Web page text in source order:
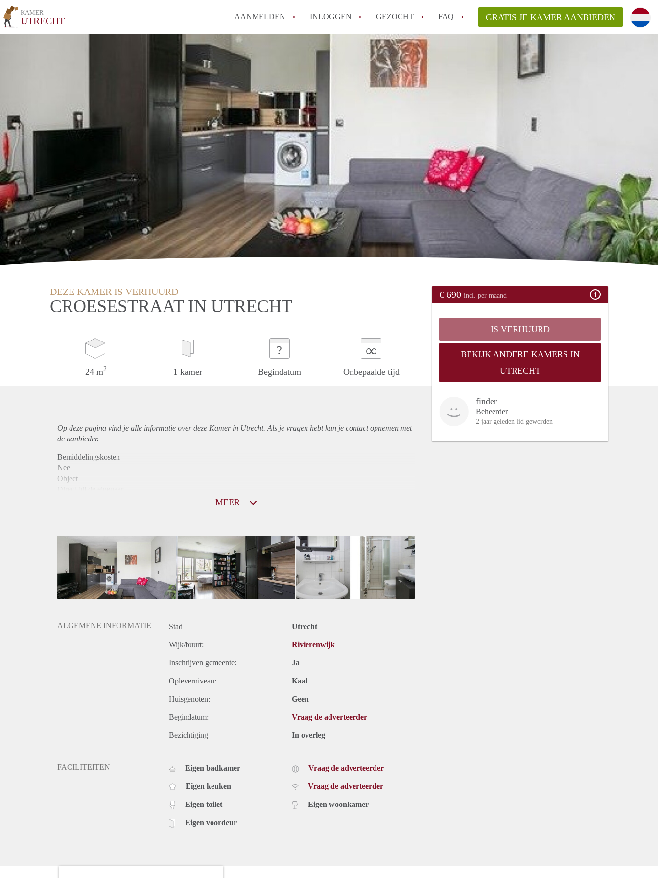
KAMER
UTRECHT AANMELDEN INLOGGEN GEZOCHT FAQ
Hoe vind ik snel een kamer in Utrecht?
Hoe moeilijk is het om een kamer te vinden in Utrecht?
Tips: om in Utrecht een kamer te vinden!
GRATIS JE KAMER AANBIEDEN
DEZE KAMER IS VERHUURD
CROESESTRAAT IN UTRECHT
24 m2 1 kamer
?
Begindatum
∞
Onbepaalde tijd
€ 690 incl. per maand
IS VERHUURD
BEKIJK ANDERE KAMERS IN
UTRECHT
finder
Beheerder
2 jaar geleden lid geworden
Op deze pagina vind je alle informatie over deze Kamer in Utrecht. Als je vragen hebt kun je contact opnemen met
de aanbieder.
Bemiddelingskosten
Nee
Object
Huurtoeslag
Inkomen eis
3,3 X Maandhuur Bruto
Huurtermijn
Onbepaalde termijn
MEER
ALGEMENE INFORMATIE Stad Utrecht
Wijk/buurt: Rivierenwijk
Inschrijven gemeente: Ja
Opleverniveau: Kaal
Huisgenoten: Geen
Begindatum: Vraag de adverteerder
Bezichtiging In overleg
FACILITEITEN Eigen badkamer
Eigen keuken
Eigen toilet
Eigen voordeur
Vraag de adverteerder
Vraag de adverteerder
Eigen woonkamer